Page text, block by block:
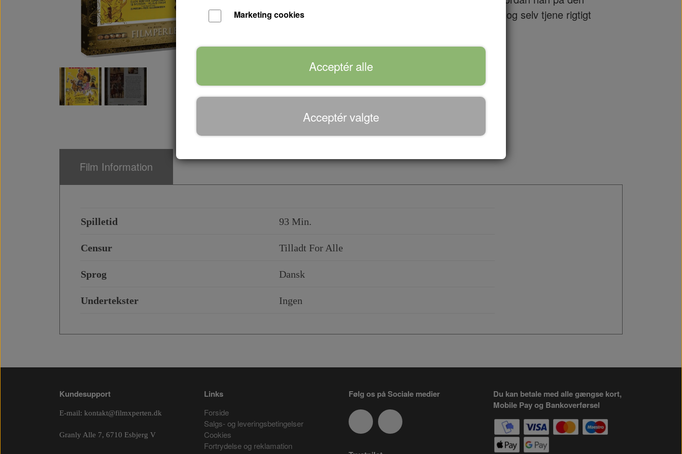
snedigste ( men også ulovlige ) måde kan sælge gården, og selv tjene rigtigt
Forventet leveringstid:Varen er på lager...
Antal
Tilføj til kurv
Film Information
Spilletid 93 Min.
Censur Tilladt For Alle
Sprog Dansk
Undertekster Ingen
Kundesupport
E-mail: kontakt@filmxperten.dk
Granly Alle 7, 6710 Esbjerg V
Links
Forside
Salgs- og leveringsbetingelser
Cookies
Fortrydelse og reklamation
Følg os på Sociale medier
Du kan betale med alle gængse kort,
Mobile Pay og Bankoverførsel
Marketing cookies
Acceptér alle
Acceptér valgte